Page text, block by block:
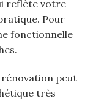
reflète votre
Pour
fonctionnelle
rénovation peut
très